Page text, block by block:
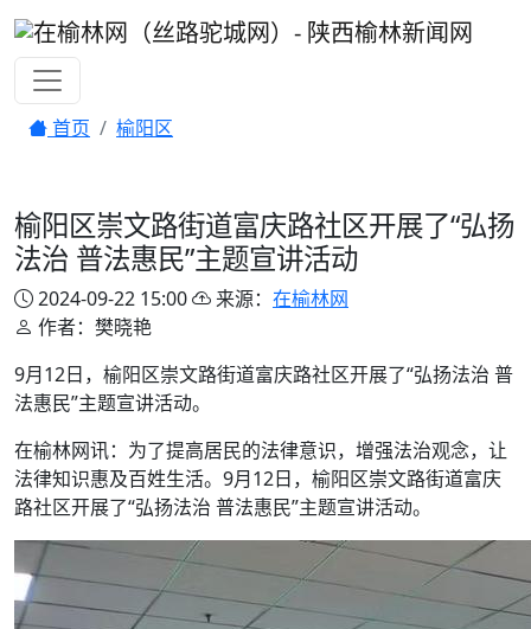
首页 榆阳区
榆阳区崇文路街道富庆路社区开展了“弘扬
法治 普法惠民”主题宣讲活动
2024-09-22 15:00 来源： 在榆林网
作者：樊晓艳
9月12日，榆阳区崇文路街道富庆路社区开展了“弘扬法治 普
法惠民”主题宣讲活动。
在榆林网讯：为了提高居民的法律意识，增强法治观念，让
法律知识惠及百姓生活。9月12日，榆阳区崇文路街道富庆
路社区开展了“弘扬法治 普法惠民”主题宣讲活动。